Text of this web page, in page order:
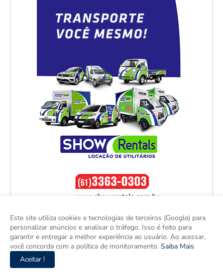
Este site utiliza cookies e tecnologias de terceiros (Google) para
personalizar anúncios e analisar o tráfego. Isso é feito para
garantir e entregar a melhor experiência ao usuário. Ao acessar,
você concorda com a política de monitoramento. Saiba Mais
Aceitar !